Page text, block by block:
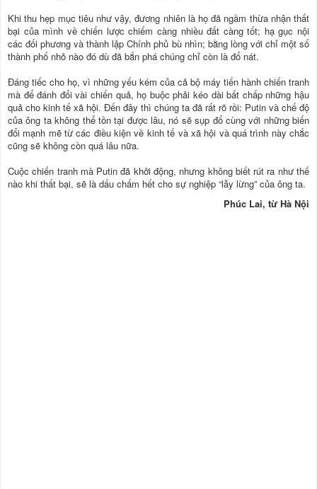
Khi thu hẹp mục tiêu như vậy, đương nhiên là họ đã ngầm thừa nhận thất
bại của mình về chiến lược chiếm càng nhiều đất càng tốt; hạ gục nội
các đối phương và thành lập Chính phủ bù nhìn; bằng lòng với chỉ một số
thành phố nhỏ nào đó dù đã bắn phá chúng chỉ còn là đổ nát.
Đáng tiếc cho họ, vì những yếu kém của cả bộ máy tiến hành chiến tranh
mà để đánh đổi vài chiến quả, họ buộc phải kéo dài bất chấp những hậu
quả cho kinh tế xã hội. Đến đây thì chúng ta đã rất rõ rồi: Putin và chế độ
của ông ta không thể tồn tại được lâu, nó sẽ sụp đổ cùng với những biến
đổi mạnh mẽ từ các điều kiện về kinh tế và xã hội và quá trình này chắc
cũng sẽ không còn quá lâu nữa.
Cuộc chiến tranh mà Putin đã khởi động, nhưng không biết rút ra như thế
nào khi thất bại, sẽ là dấu chấm hết cho sự nghiệp “lẫy lừng” của ông ta.
Phúc Lai, từ Hà Nội